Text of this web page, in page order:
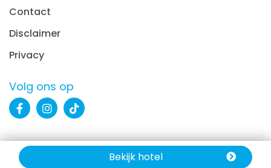
Bekijk hotel
Contact
Disclaimer
Privacy
Volg ons op
© 2026 SnowHunter | All Rights Reserved